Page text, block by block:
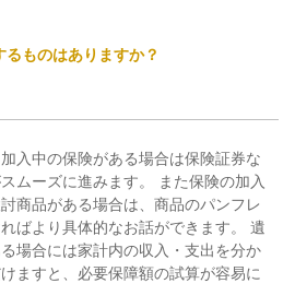
ものはありますか？
入中の保険がある場合は保険証券な
ムーズに進みます。 また保険の加入
商品がある場合は、商品のパンフレ
ばより具体的なお話ができます。 遺
場合には家計内の収入・支出を分か
ますと、必要保障額の試算が容易に